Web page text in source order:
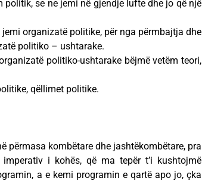
se ne jemi në gjendje lufte dhe jo që një
organizatë politike, për nga përmbajtja dhe
politiko – ushtarake.
politiko-ushtarake bëjmë vetëm teori,
qëllimet politike.
përmasa kombëtare dhe jashtëkombëtare, pra
i kohës, që ma tepër t’i kushtojmë
a e kemi programin e qartë apo jo, çka